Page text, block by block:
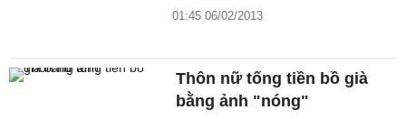
01:45 06/02/2013
Thôn nữ tống tiền bồ già
bằng ảnh "nóng"